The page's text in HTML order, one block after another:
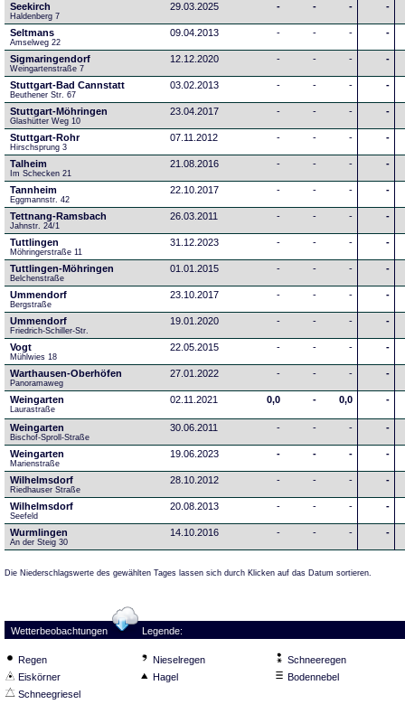
Seekirch
Haldenberg 7
29.03.2025 - - - -
Seltmans
Amselweg 22
09.04.2013 - - - -
Sigmaringendorf
Weingartenstraße 7
12.12.2020 - - - -
Stuttgart-Bad Cannstatt
Beuthener Str. 67
03.02.2013 - - - -
Stuttgart-Möhringen
Glashütter Weg 10
23.04.2017 - - - -
Stuttgart-Rohr
Hirschsprung 3
07.11.2012 - - - -
Talheim
Im Schecken 21
21.08.2016 - - - -
Tannheim
Eggmannstr. 42
22.10.2017 - - - -
Tettnang-Ramsbach
Jahnstr. 24/1
26.03.2011 - - - -
Tuttlingen
Möhringerstraße 11
31.12.2023 - - - -
Tuttlingen-Möhringen
Belchenstraße
01.01.2015 - - - -
Ummendorf
Bergstraße
23.10.2017 - - - -
Ummendorf
Friedrich-Schiller-Str.
19.01.2020 - - - -
Vogt
Mühlwies 18
22.05.2015 - - - -
Warthausen-Oberhöfen
Panoramaweg
27.01.2022 - - - -
Weingarten
Laurastraße
02.11.2021 0,0 - 0,0 -
Weingarten
Bischof-Sproll-Straße
30.06.2011 - - - -
Weingarten
Marienstraße
19.06.2023 - - - -
Wilhelmsdorf
Riedhauser Straße
28.10.2012 - - - -
Wilhelmsdorf
Seefeld
20.08.2013 - - - -
Wurmlingen
An der Steig 30
14.10.2016 - - - -
Die Niederschlagswerte des gewählten Tages lassen sich durch Klicken auf das Datum sortieren.
Wetterbeobachtungen Legende:
Regen Nieselregen
Schneeregen
Eiskörner
Hagel
Bodennebel
Schneegriesel